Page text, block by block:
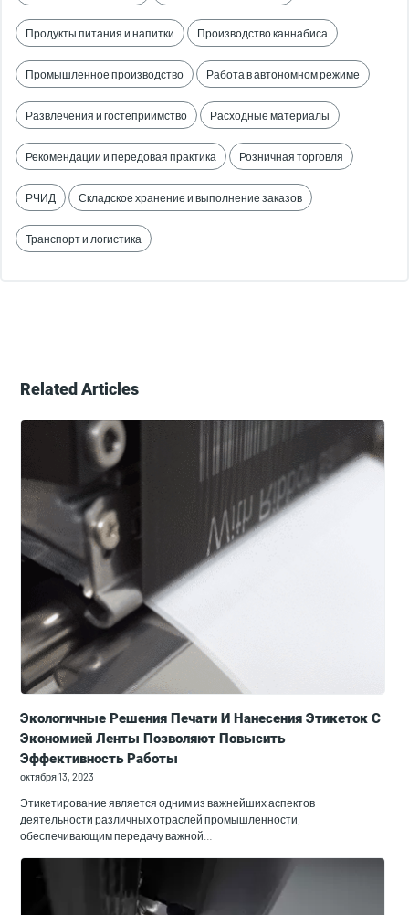
Продукты питания и напитки Производство каннабиса
Промышленное производство Работа в автономном режиме
Развлечения и гостеприимство Расходные материалы
Рекомендации и передовая практика Розничная торговля
РЧИД Складское хранение и выполнение заказов
Транспорт и логистика
Related Articles
Экологичные Решения Печати И Нанесения Этикеток С
Экономией Ленты Позволяют Повысить
Эффективность Работы
октября 13, 2023
Этикетирование является одним из важнейших аспектов
деятельности различных отраслей промышленности,
обеспечивающим передачу важной…